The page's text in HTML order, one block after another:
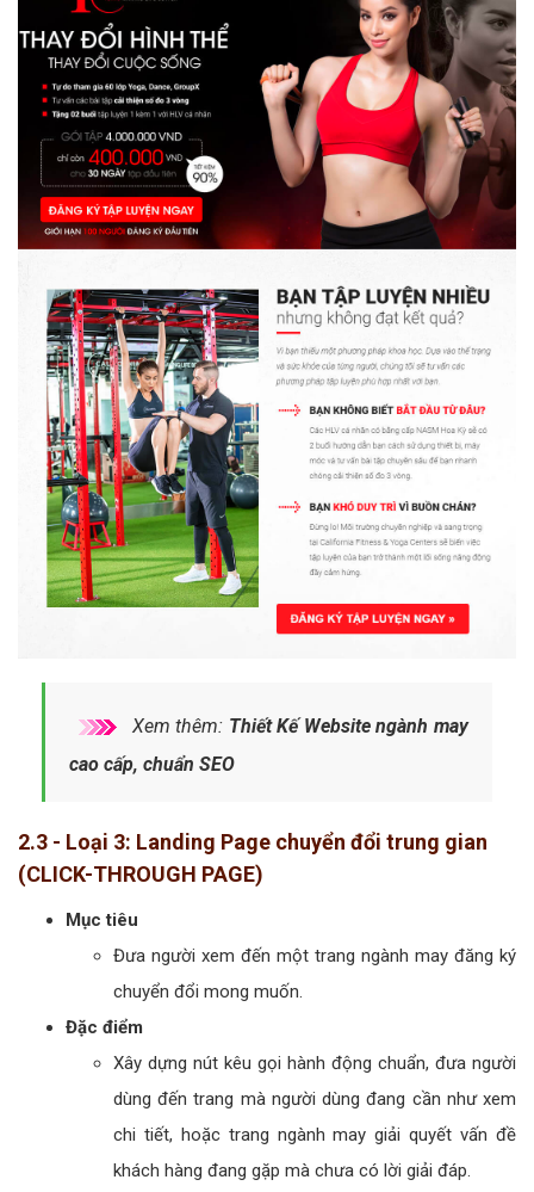
Xem thêm: Thiết Kế Website ngành may
cao cấp, chuẩn SEO
2.3 - Loại 3: Landing Page chuyển đổi trung gian
(CLICK-THROUGH PAGE)
Mục tiêu
Đưa người xem đến một trang ngành may đăng ký
chuyển đổi mong muốn.
Đặc điểm
Xây dựng nút kêu gọi hành động chuẩn, đưa người
dùng đến trang mà người dùng đang cần như xem
chi tiết, hoặc trang ngành may giải quyết vấn đề
khách hàng đang gặp mà chưa có lời giải đáp.